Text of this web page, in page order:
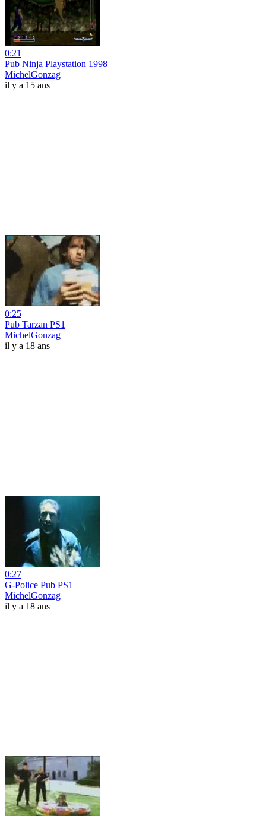
0:21
Pub Ninja Playstation 1998
MichelGonzag
il y a 15 ans
0:25
Pub Tarzan PS1
MichelGonzag
il y a 18 ans
0:27
G-Police Pub PS1
MichelGonzag
il y a 18 ans